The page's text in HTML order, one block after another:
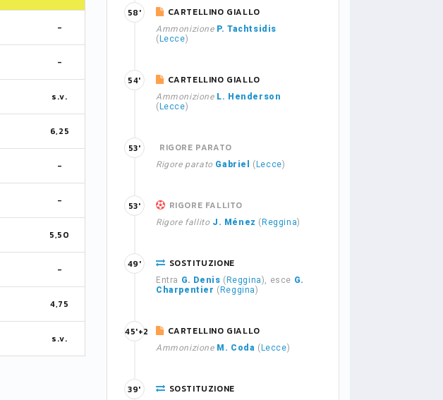
-
-
s.v.
6,25
-
-
5,50
-
4,75
s.v.
CARTELLINO GIALLO
Ammonizione P. Tachtsidis
( Lecce)
58'
CARTELLINO GIALLO
Ammonizione L. Henderson
( Lecce)
54'
RIGORE PARATO
Rigore parato Gabriel ( Lecce)
53'
RIGORE FALLITO
Rigore fallito J. Ménez ( Reggina)
53'
SOSTITUZIONE
Entra G. Denis ( Reggina), esce G.
Charpentier ( Reggina)
49'
CARTELLINO GIALLO
Ammonizione M. Coda ( Lecce)
45'+2
SOSTITUZIONE
39'